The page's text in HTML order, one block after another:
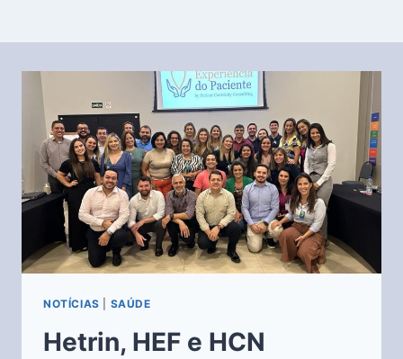
NOTÍCIAS SAÚDE
Hetrin, HEF e HCN